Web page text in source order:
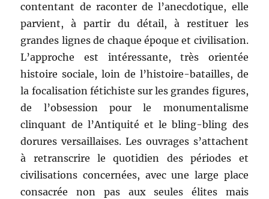
contentant de raconter de l’anecdotique, elle
parvient, à partir du détail, à restituer les
grandes lignes de chaque époque et civilisation.
L’approche est intéressante, très orientée
histoire sociale, loin de l’histoire-batailles, de
la focalisation fétichiste sur les grandes figures,
de l’obsession pour le monumentalisme
clinquant de l’Antiquité et le bling-bling des
dorures versaillaises. Les ouvrages s’attachent
à retranscrire le quotidien des périodes et
civilisations concernées, avec une large place
consacrée non pas aux seules élites mais